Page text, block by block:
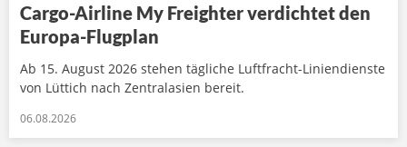
Cargo-Airline My Freighter verdichtet den
Europa-Flugplan
Ab 15. August 2026 stehen tägliche Luftfracht-Liniendienste
von Lüttich nach Zentralasien bereit.
06.08.2026